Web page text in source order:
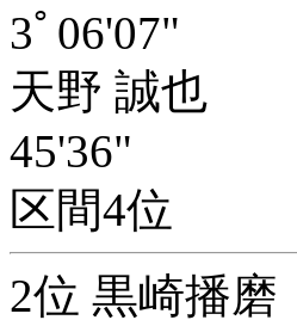
3ﾟ06'07"
天野 誠也
45'36"
区間4位
2位 黒崎播磨